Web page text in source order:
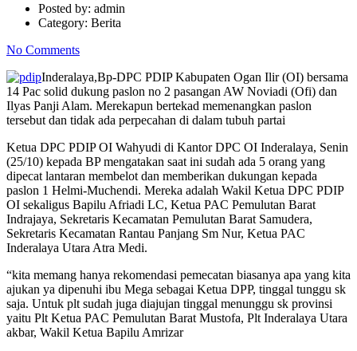
Posted by: admin
Category: Berita
No Comments
Inderalaya,Bp-DPC PDIP Kabupaten Ogan Ilir (OI) bersama
14 Pac solid dukung paslon no 2 pasangan AW Noviadi (Ofi) dan
Ilyas Panji Alam. Merekapun bertekad memenangkan paslon
tersebut dan tidak ada perpecahan di dalam tubuh partai
Ketua DPC PDIP OI Wahyudi di Kantor DPC OI Inderalaya, Senin
(25/10) kepada BP mengatakan saat ini sudah ada 5 orang yang
dipecat lantaran membelot dan memberikan dukungan kepada
paslon 1 Helmi-Muchendi. Mereka adalah Wakil Ketua DPC PDIP
OI sekaligus Bapilu Afriadi LC, Ketua PAC Pemulutan Barat
Indrajaya, Sekretaris Kecamatan Pemulutan Barat Samudera,
Sekretaris Kecamatan Rantau Panjang Sm Nur, Ketua PAC
Inderalaya Utara Atra Medi.
“kita memang hanya rekomendasi pemecatan biasanya apa yang kita
ajukan ya dipenuhi ibu Mega sebagai Ketua DPP, tinggal tunggu sk
saja. Untuk plt sudah juga diajujan tinggal menunggu sk provinsi
yaitu Plt Ketua PAC Pemulutan Barat Mustofa, Plt Inderalaya Utara
akbar, Wakil Ketua Bapilu Amrizar